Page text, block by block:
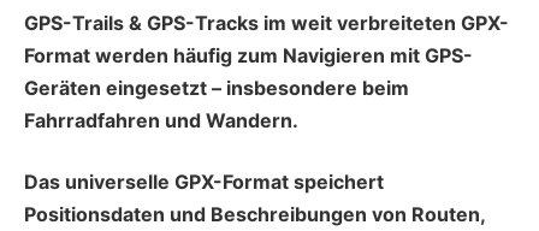
GPS-Trails & GPS-Tracks im weit verbreiteten GPX-
Format werden häufig zum Navigieren mit GPS-
Geräten eingesetzt – insbesondere beim
Fahrradfahren und Wandern.
Das universelle GPX-Format speichert
Positionsdaten und Beschreibungen von Routen,